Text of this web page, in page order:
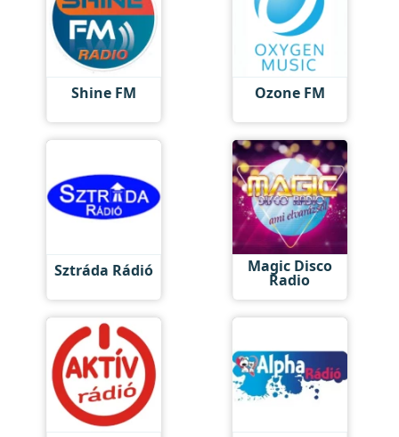
Shine FM Ozone FM
Sztráda Rádió Magic Disco
Radio